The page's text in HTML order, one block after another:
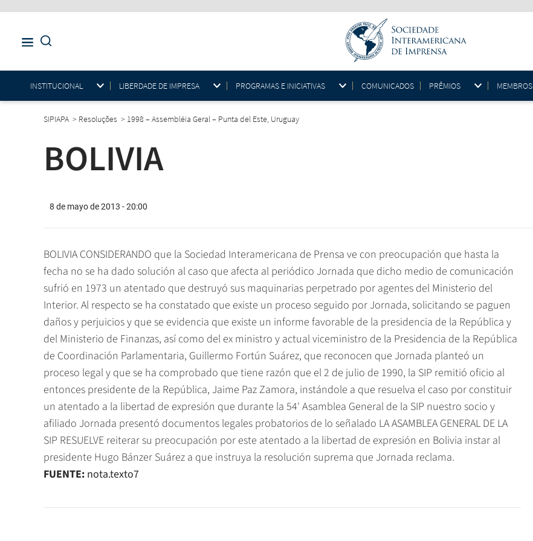
INSTITUCIONAL LIBERDADE DE IMPRESA PROGRAMAS E INICIATIVAS COMUNICADOS PRÊMIOS MEMBROS
SIPIAPA > Resoluções > 1998 – Assembléia Geral – Punta del Este, Uruguay
BOLIVIA
8 de mayo de 2013 - 20:00
BOLIVIA CONSIDERANDO que la Sociedad Interamericana de Prensa ve con preocupación que hasta la
fecha no se ha dado solución al caso que afecta al periódico Jornada que dicho medio de comunicación
sufrió en 1973 un atentado que destruyó sus maquinarias perpetrado por agentes del Ministerio del
Interior. Al respecto se ha constatado que existe un proceso seguido por Jornada, solicitando se paguen
daños y perjuicios y que se evidencia que existe un informe favorable de la presidencia de la República y
del Ministerio de Finanzas, así como del ex ministro y actual viceministro de la Presidencia de la República
de Coordinación Parlamentaria, Guillermo Fortún Suárez, que reconocen que Jornada planteó un
proceso legal y que se ha comprobado que tiene razón que el 2 de julio de 1990, la SIP remitió oficio al
entonces presidente de la República, Jaime Paz Zamora, instándole a que resuelva el caso por constituir
un atentado a la libertad de expresión que durante la 54' Asamblea General de la SIP nuestro socio y
afiliado Jornada presentó documentos legales probatorios de lo señalado LA ASAMBLEA GENERAL DE LA
SIP RESUELVE reiterar su preocupación por este atentado a la libertad de expresión en Bolivia instar al
presidente Hugo Bánzer Suárez a que instruya la resolución suprema que Jornada reclama.
FUENTE: nota.texto7